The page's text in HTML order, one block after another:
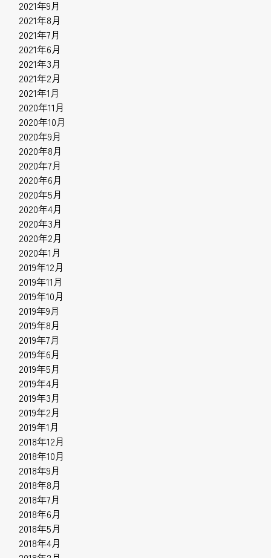
2021年9月
2021年8月
2021年7月
2021年6月
2021年3月
2021年2月
2021年1月
2020年11月
2020年10月
2020年9月
2020年8月
2020年7月
2020年6月
2020年5月
2020年4月
2020年3月
2020年2月
2020年1月
2019年12月
2019年11月
2019年10月
2019年9月
2019年8月
2019年7月
2019年6月
2019年5月
2019年4月
2019年3月
2019年2月
2019年1月
2018年12月
2018年10月
2018年9月
2018年8月
2018年7月
2018年6月
2018年5月
2018年4月